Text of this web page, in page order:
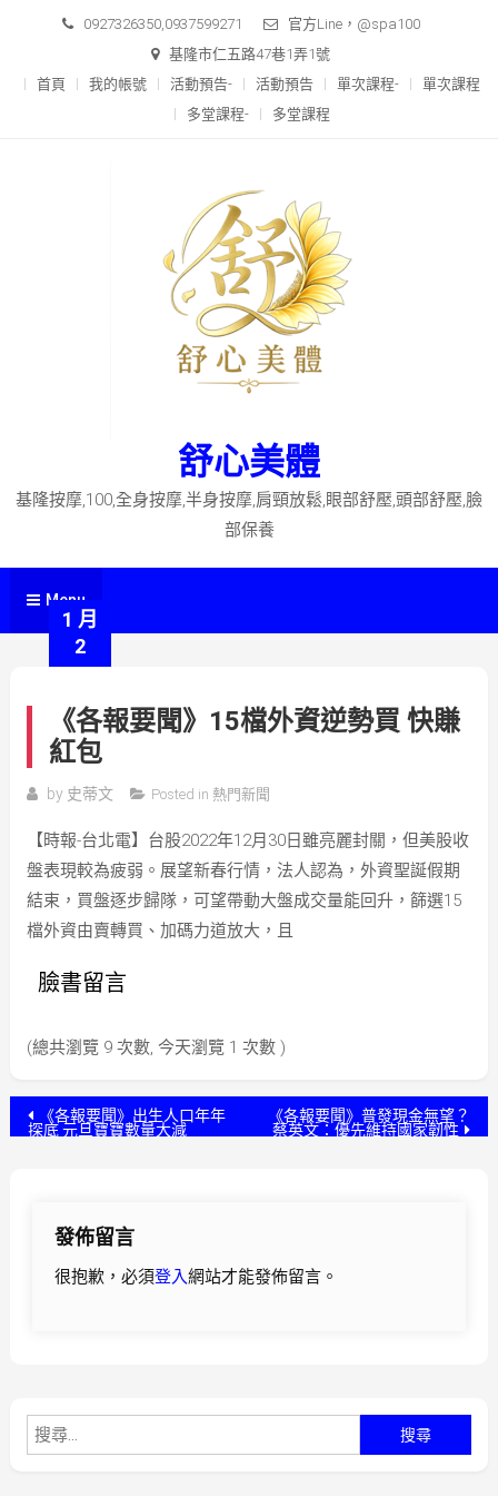
content
0927326350,0937599271
官方Line，@spa100
基隆市仁五路47巷1弄1號
首頁
我的帳號 活動預告- 活動預告 單次課程-
單次課程
多堂課程-
多堂課程
舒心美體
基隆按摩,100,全身按摩,半身按摩,肩頸放鬆,眼部舒壓,頭部舒壓,臉
部保養
Menu
1 月
2
《各報要聞》15檔外資逆勢買 快賺
紅包
by 史蒂文 Posted in 熱門新聞
【時報-台北電】台股2022年12月30日雖亮麗封關，但美股收
盤表現較為疲弱。展望新春行情，法人認為，外資聖誕假期
結束，買盤逐步歸隊，可望帶動大盤成交量能回升，篩選15
檔外資由賣轉買、加碼力道放大，且
臉書留言
(總共瀏覽 9 次數, 今天瀏覽 1 次數 )
文 《各報要聞》出生人口年年
探底 元旦寶寶數量大減
《各報要聞》普發現金無望？
蔡英文：優先維持國家韌性
發佈留言
很抱歉，必須登入網站才能發佈留言。
尋